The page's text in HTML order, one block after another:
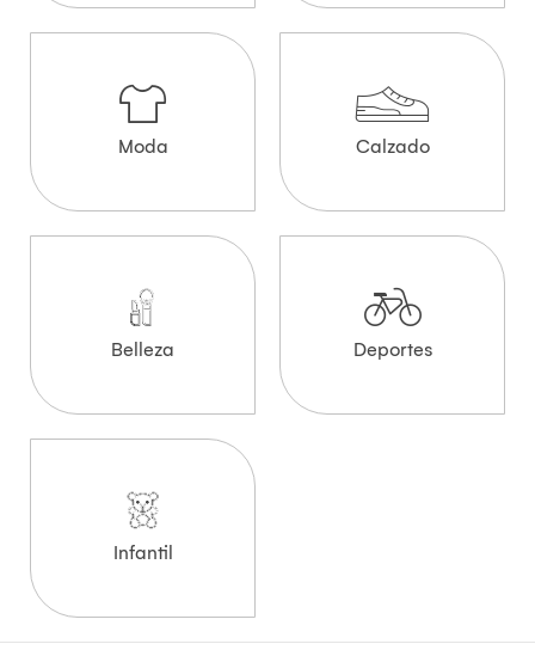
Moda Calzado
Belleza Deportes
Infantil